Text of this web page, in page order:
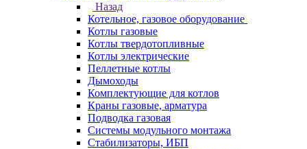
Назад
Котельное, газовое оборудование
Котлы газовые
Котлы твердотопливные
Котлы электрические
Пеллетные котлы
Дымоходы
Комплектующие для котлов
Краны газовые, арматура
Подводка газовая
Системы модульного монтажа
Стабилизаторы, ИБП